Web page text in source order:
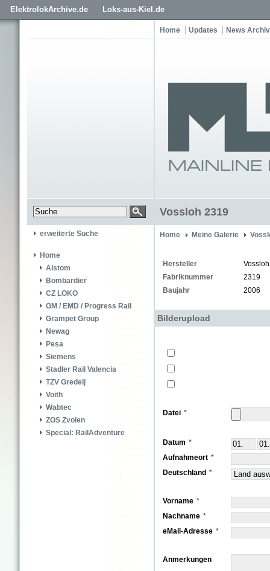
ElektrolokArchive.de Loks-aus-Kiel.de
Home Updates News Archiv
Vossloh 2319
erweiterte Suche
Home
Alstom
Bombardier
CZ LOKO
GM / EMD / Progress Rail
Grampet Group
Newag
Pesa
Siemens
Stadler Rail Valencia
TZV Gredelj
Voith
Wabtec
ZOS Zvolen
Special: RailAdventure
Home Meine Galerie
Hersteller
Vossloh
Fabriknummer
2319
Baujahr
2006
Bilderupload
Datei
Datum
Aufnahmeort
Deutschland
Vorname
Nachname
eMail-Adresse
Anmerkungen